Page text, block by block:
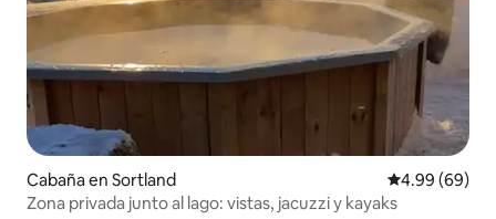
Cabaña en Sortland Calificación
4.99 (69)
Zona privada junto al lago: vistas, jacuzzi y kayaks